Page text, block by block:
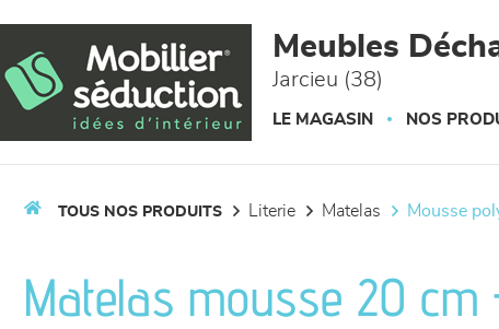
Meubles
Jarcieu (38)
LE MAGASIN NOS
TOUS NOS PRODUITS literie matelas mousse
Matelas mousse 20